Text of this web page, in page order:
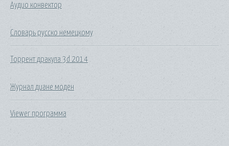
Аудио конвектор
Словарь русско немецкому
Торрент дракула 3d 2014
Журнал диане моден
Viewer программа